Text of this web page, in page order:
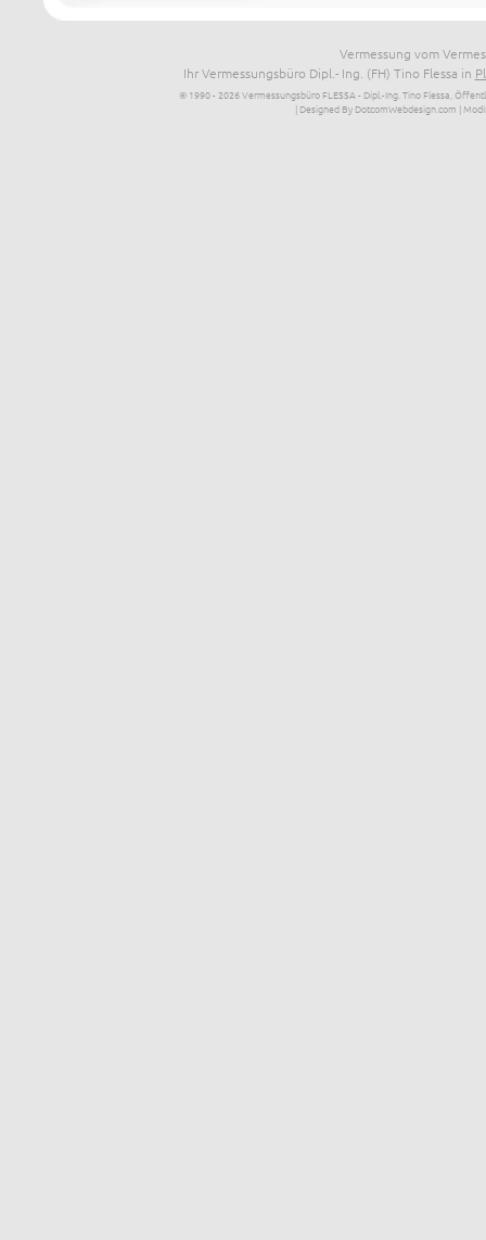
Vermessung vom
Ihr Vermessungsbüro Dipl.- Ing. (FH) Tino Flessa in
© 1990 - 2026 Vermessungsbüro FLESSA - Dipl.-Ing. Tino Flessa,
| Designed By DotcomWebdesign.com |